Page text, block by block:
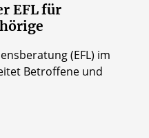
EFLfür
(EFL) im
Betroffene und